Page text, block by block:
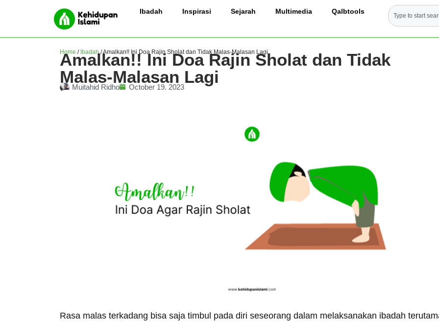
Ibadah Inspirasi Sejarah Multimedia Qalbtools
Home / Ibadah /Amalkan!! Ini Doa Rajin Sholat dan Tidak Malas-Malasan Lagi
Amalkan!! Ini Doa Rajin Sholat dan Tidak
Malas-Malasan Lagi
Mujtahid Ridho October 19, 2023
Rasa malas terkadang bisa saja timbul pada diri seseorang dalam melaksanakan ibadah